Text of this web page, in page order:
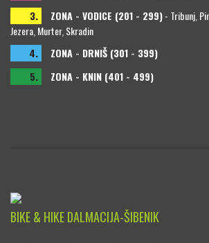
3.
ZONA - VODICE (201 - 299)- Tribunj,
Jezera, Murter, Skradin
4.
ZONA - DRNIŠ (301 - 399)
5.
ZONA - KNIN (401 - 499)
BIKE & HIKE DALMACIJA-ŠIBENIK